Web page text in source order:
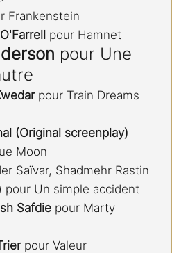
Frankenstein
pour Hamnet
pour Une
pour Train Dreams
(Original screenplay)
Moon
Saïvar, Shadmehr Rastin
pour Un simple accident
Safdie pour Marty
pour Valeur